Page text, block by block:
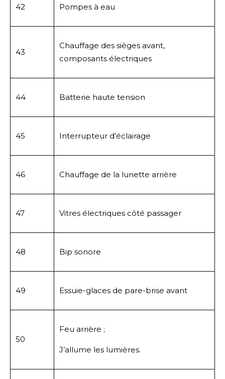
42 Pompes à eau
43
Chauffage des sièges avant,
composants électriques
44 Batterie haute tension
45 Interrupteur d’éclairage
46 Chauffage de la lunette arrière
47 Vitres électriques côté passager
48 Bip sonore
49 Essuie-glaces de pare-brise avant
50
Feu arrière ;
J’allume les lumières.